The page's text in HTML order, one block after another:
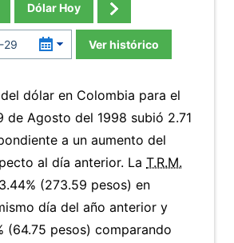
Dólar Hoy
Ver histórico
dólar en Colombia para el
de Agosto del 1998 subió 2.71
a un aumento del
al día anterior. La T.R.M.
(273.59 pesos) en
día del año anterior y
(64.75 pesos) comparando